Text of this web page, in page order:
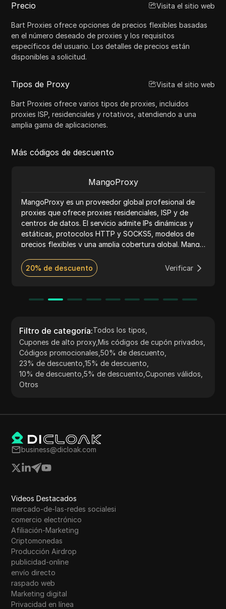
problemas.
Precio Visita el sitio web
Bart Proxies ofrece opciones de precios flexibles basadas
en el número deseado de proxies y los requisitos
específicos del usuario. Los detalles de precios están
disponibles a solicitud.
Tipos de Proxy Visita el sitio web
Bart Proxies ofrece varios tipos de proxies, incluidos
proxies ISP, residenciales y rotativos, atendiendo a una
amplia gama de aplicaciones.
Más códigos de descuento
MangoProxy
MangoProxy es un proveedor global profesional de
proxies que ofrece proxies residenciales, ISP y de
centros de datos. El servicio admite IPs dinámicas y
estáticas, protocolos HTTP y SOCKS5, modelos de
precios flexibles y una amplia cobertura global. Mango
publicitarias, SEO, automatización y gestión de mú
20% de descuento Verificar
Filtro de categoría:Todos los tipos
Cupones de alto proxy,Mis códigos de cupón privados
Códigos promocionales ,50% de descuento
23% de descuento ,15% de descuento
10% de descuento ,5% de descuento ,Cupones válidos
Otros
business@dicloak.com
Videos Destacados
mercado-de-las-redes socialesi
comercio electrónico
Afiliación-Marketing
Criptomonedas
Producción Airdrop
publicidad-online
envío directo
raspado web
Marketing digital
Privacidad en línea